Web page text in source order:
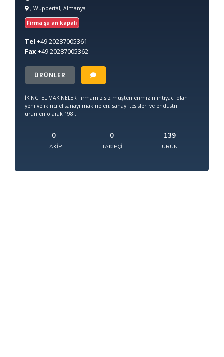
, Wuppertal, Almanya
Firma şu an kapalı
Tel +4920287005361
Fax+4920287005362
ÜRÜNLER
İKİNCİ EL MAKİNELER Firmamız siz müşterilerimizin ihtiyacı olan
yeni ve ikinci el sanayi makineleri, sanayi tesisleri ve endüstri
ürünleri olarak 198...
0
TAKIP
0
TAKIPÇI
139
ÜRÜN